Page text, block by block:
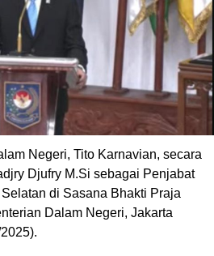
Negeri, Tito Karnavian, secara
Djufry M.Si sebagai Penjabat
di Sasana Bhakti Praja
Dalam Negeri, Jakarta